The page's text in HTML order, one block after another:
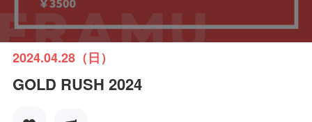
2024.04.28（日）
GOLD RUSH 2024